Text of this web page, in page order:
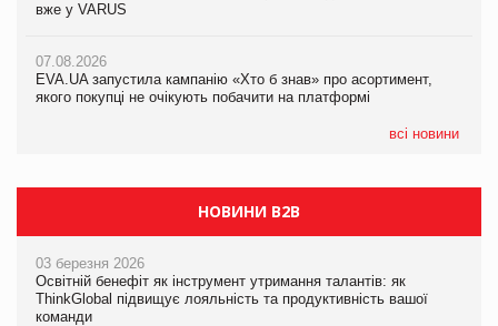
вже у VARUS
07.08.2026
EVA.UA запустила кампанію «Хто б знав» про асортимент,
якого покупці не очікують побачити на платформі
всі новини
Смачна новинка для хвостатих: у VARUS з’явилися паучі
05.08.2026
Мережа супермаркетів VARUS купує мережу магазинів
НОВИНИ B2B
03 березня 2026
Освітній бенефіт як інструмент утримання талантів: як
ThinkGlobal підвищує лояльність та продуктивність вашої
команди